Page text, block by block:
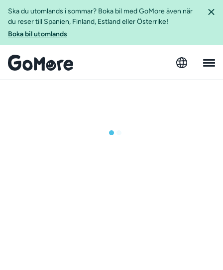
Ska du utomlands i sommar? Boka bil med GoMore även när
du reser till Spanien, Finland, Estland eller Österrike!
Boka bil utomlands